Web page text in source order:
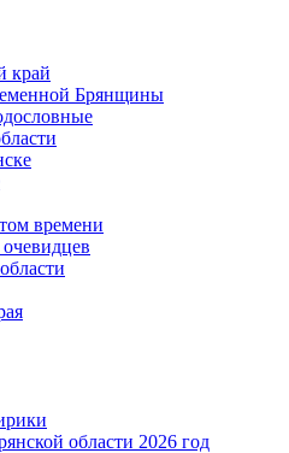
край
Брянщины
времени
области 2026 год